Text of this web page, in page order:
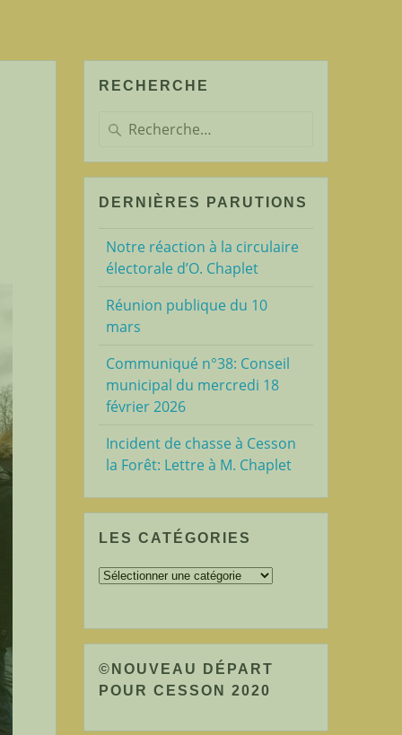
RECHERCHE
Recherche
:
DERNIÈRES PARUTIONS
Notre réaction à la circulaire
électorale d’O. Chaplet
Réunion publique du 10
mars
Communiqué n°38: Conseil
municipal du mercredi 18
février 2026
Incident de chasse à Cesson
la Forêt: Lettre à M. Chaplet
LES CATÉGORIES
Les
©NOUVEAU DÉPART
POUR CESSON 2020